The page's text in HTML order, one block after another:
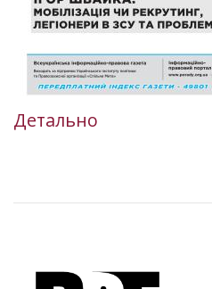
Детально